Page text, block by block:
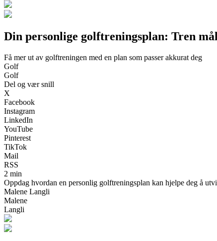
Din personlige golftreningsplan: Tren
Få mer ut av golftreningen med en plan som passer akkurat deg
Golf
Golf
Del og vær snill
X
Facebook
Instagram
LinkedIn
YouTube
Pinterest
TikTok
Mail
RSS
2 min
Oppdag hvordan en personlig golftreningsplan kan hjelpe deg å
Malene Langli
Malene
Langli